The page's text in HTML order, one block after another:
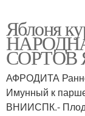
Яблоня
СОРТОВ
АФРОДИТА
Имунный к
ВНИИСПК.-